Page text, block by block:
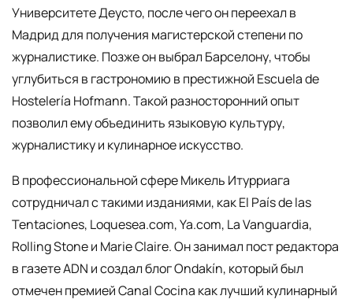
Университете Деусто, после чего он переехал в
Мадрид для получения магистерской степени по
журналистике. Позже он выбрал Барселону, чтобы
углубиться в гастрономию в престижной Escuela de
Hostelería Hofmann. Такой разносторонний опыт
позволил ему объединить языковую культуру,
журналистику и кулинарное искусство.
В профессиональной сфере Микель Итурриага
сотрудничал с такими изданиями, как El País de las
Tentaciones, Loquesea.com, Ya.com, La Vanguardia,
Rolling Stone и Marie Claire. Он занимал пост редактора
в газете ADN и создал блог Ondakín, который был
отмечен премией Canal Cocina как лучший кулинарный